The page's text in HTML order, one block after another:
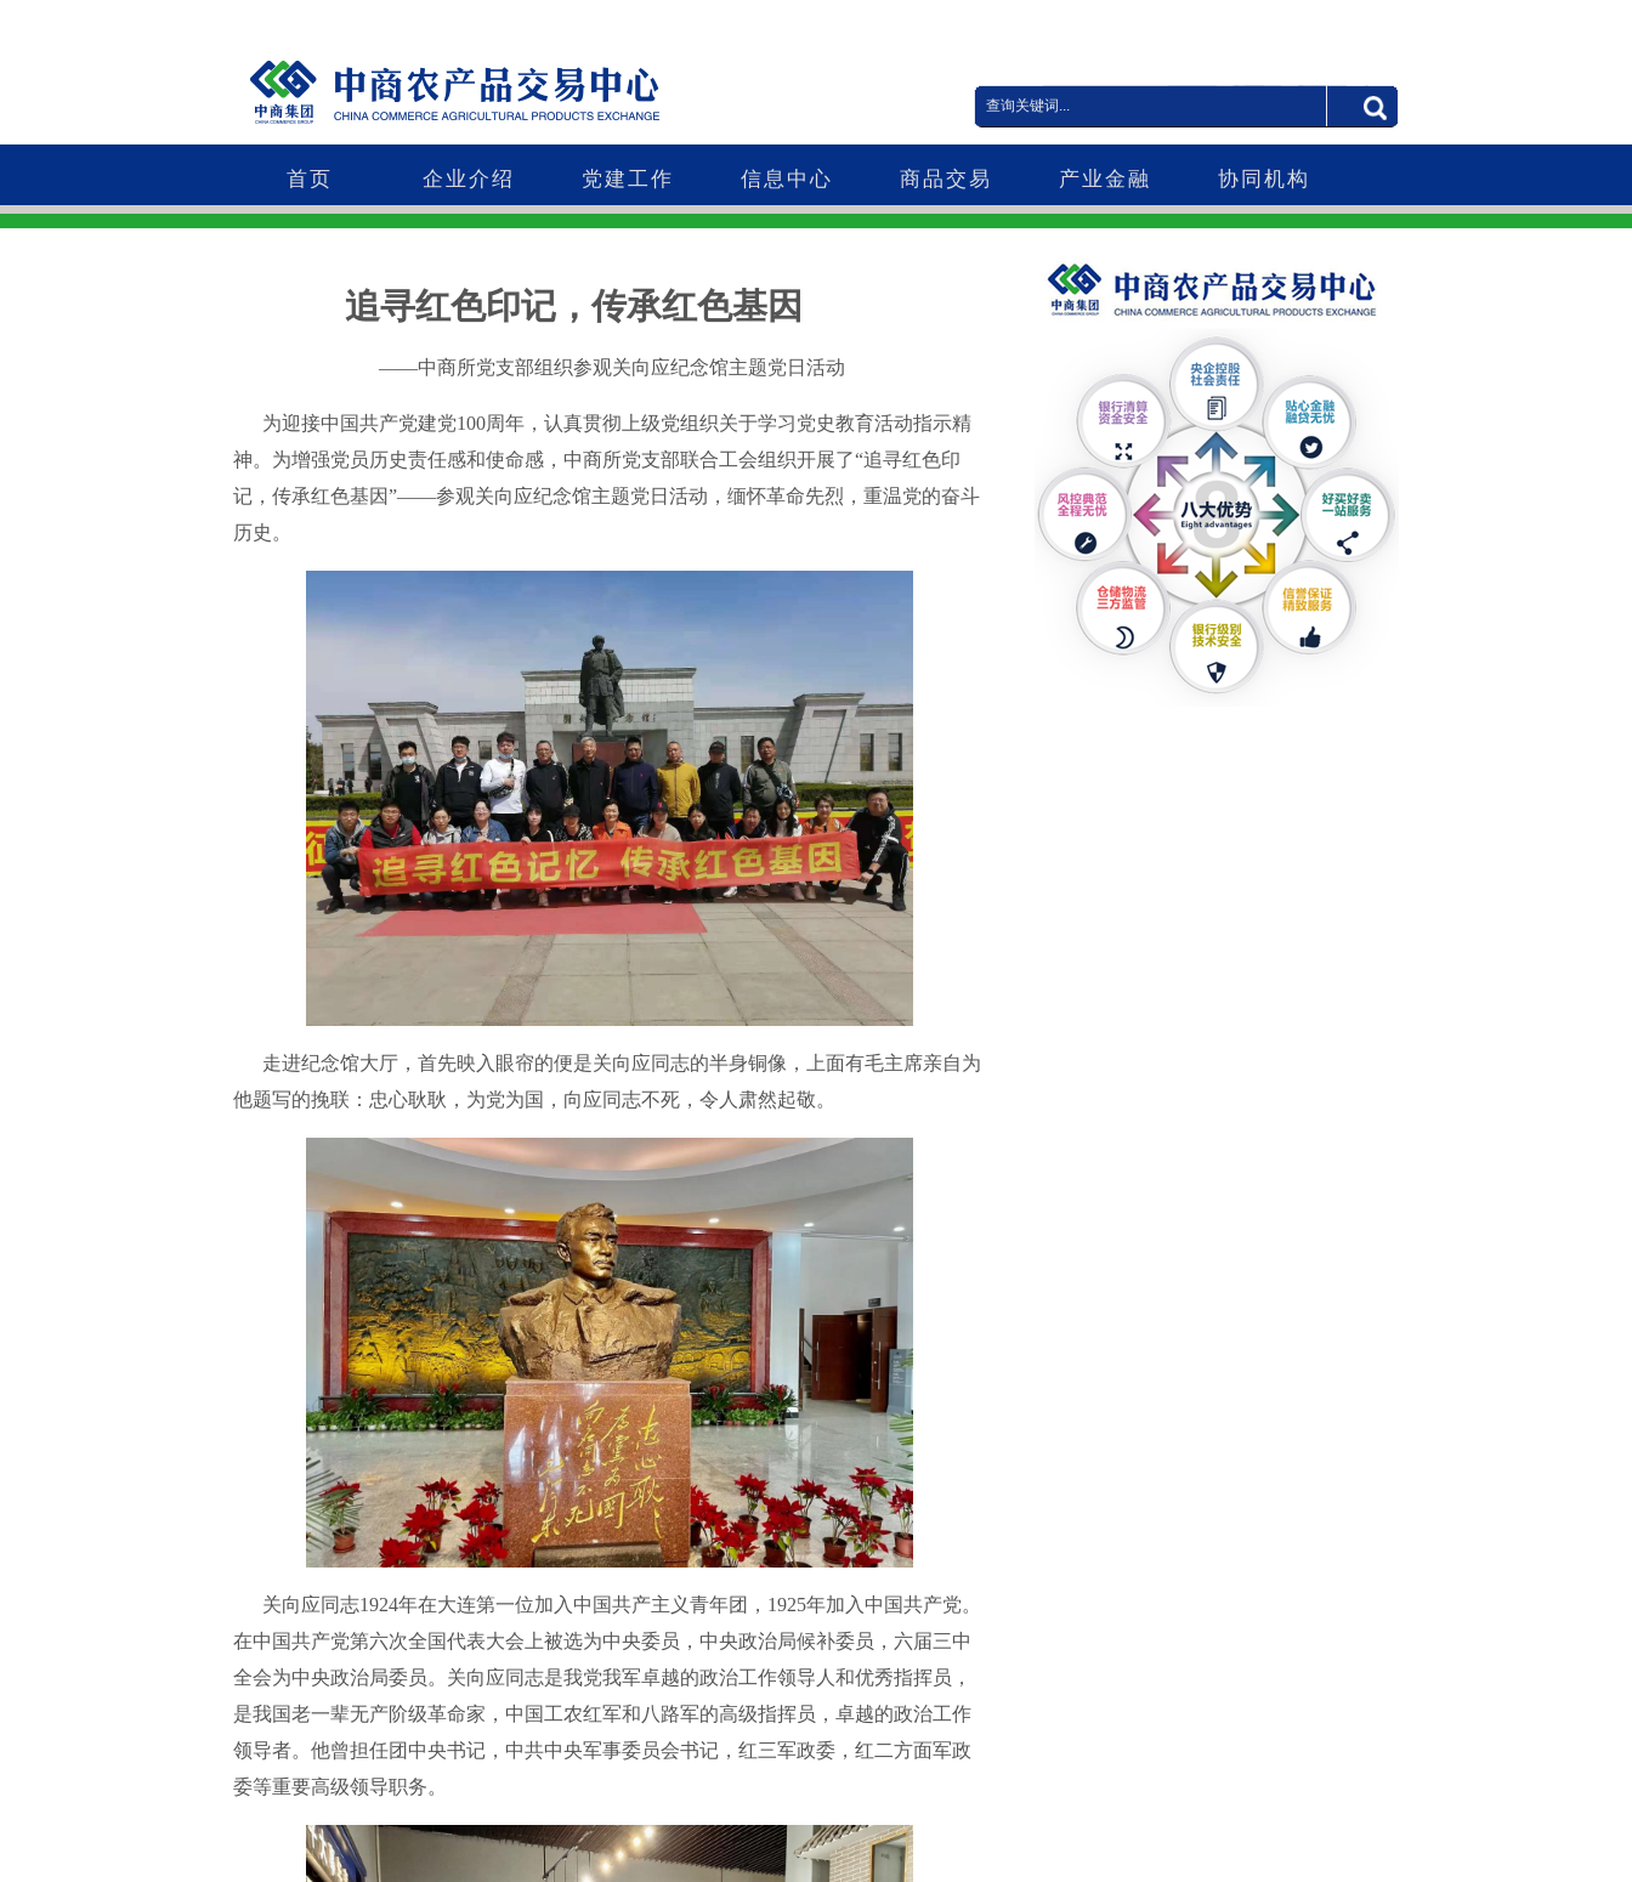
首页 企业介绍 党建工作 信息中心 商品交易 产业金融 协同机构
追寻红色印记，传承红色基因
——中商所党支部组织参观关向应纪念馆主题党日活动
为迎接中国共产党建党100周年，认真贯彻上级党组织关于学习党史教育活动指示精
神。为增强党员历史责任感和使命感，中商所党支部联合工会组织开展了“追寻红色印
记，传承红色基因”——参观关向应纪念馆主题党日活动，缅怀革命先烈，重温党的奋斗
历史。
走进纪念馆大厅，首先映入眼帘的便是关向应同志的半身铜像，上面有毛主席亲自为
他题写的挽联：忠心耿耿，为党为国，向应同志不死，令人肃然起敬。
关向应同志1924年在大连第一位加入中国共产主义青年团，1925年加入中国共产党。
在中国共产党第六次全国代表大会上被选为中央委员，中央政治局候补委员，六届三中
全会为中央政治局委员。关向应同志是我党我军卓越的政治工作领导人和优秀指挥员，
是我国老一辈无产阶级革命家，中国工农红军和八路军的高级指挥员，卓越的政治工作
领导者。他曾担任团中央书记，中共中央军事委员会书记，红三军政委，红二方面军政
委等重要高级领导职务。